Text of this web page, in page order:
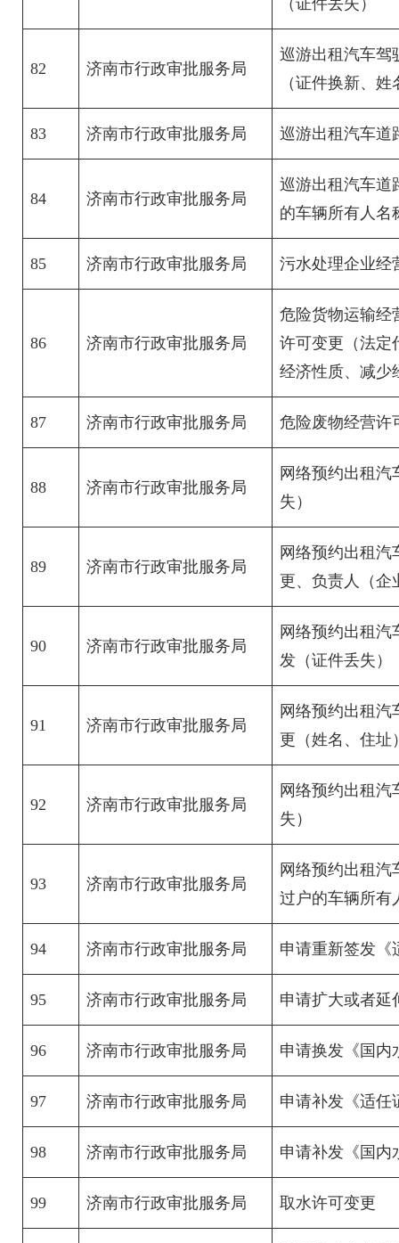
82 济南市行政审批服务局
巡游出租汽车驾
（证件换新、
83 济南市行政审批服务局 巡游出租汽车道
84 济南市行政审批服务局
巡游出租汽车道
的车辆所有人名
85 济南市行政审批服务局 污水处理企业经
86 济南市行政审批服务局
危险货物运输经
许可变更（法定
经济性质、减少
87 济南市行政审批服务局 危险废物经营许
88 济南市行政审批服务局
网络预约出租
失）
89 济南市行政审批服务局
网络预约出租
更、负责人（企
90 济南市行政审批服务局
网络预约出租
发（证件丢失）
91 济南市行政审批服务局
网络预约出租
更（姓名、住址
92 济南市行政审批服务局
网络预约出租
失）
93 济南市行政审批服务局
网络预约出租
过户的车辆所有
94 济南市行政审批服务局 申请重新签发《
95 济南市行政审批服务局 申请扩大或者延
96 济南市行政审批服务局 申请换发《国内
97 济南市行政审批服务局 申请补发《适任
98 济南市行政审批服务局 申请补发《国内
99 济南市行政审批服务局 取水许可变更